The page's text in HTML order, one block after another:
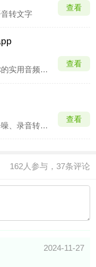
转文字
查看
音频提取、剪裁，你的实用音频工具箱
查看
多场景录音、智能降噪、录音转文字
查看
162人参与，37条评论
2024-11-27